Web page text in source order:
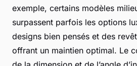
exemple, certains modèles
surpassent parfois les options
designs bien pensés et des
offrant un maintien optimal. Le